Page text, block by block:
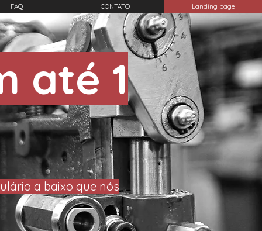
FAQ CONTATO Landing page
até 1
a baixo que nós